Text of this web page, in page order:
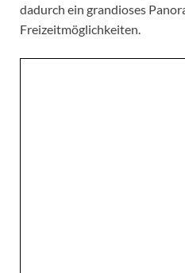
dadurch ein grandioses
Freizeitmöglichkeiten.